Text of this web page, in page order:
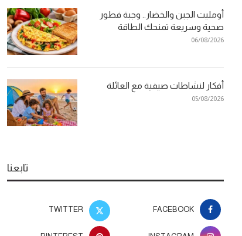
دراسة علمية: تقليل البروتين قد يساهم
في إطالة العمر لدى بعض الأشخاص
أومليت الجبن والخضار.. وجبة فطور
صحية وسريعة تمنحك الطاقة
06/08/2026
أفكار لنشاطات صيفية مع العائلة
05/08/2026
تابعنا
FACEBOOK
TWITTER